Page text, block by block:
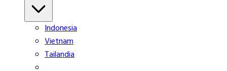
Indonesia
Vietnam
Tailandia